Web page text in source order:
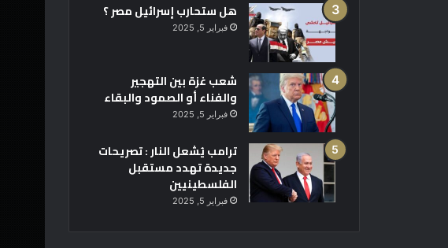
هل ستحارب إسرائيل مصر ؟
فبراير 5, 2025
شعب غزة بين التهجير
والفناء أو الصمود والبقاء
فبراير 5, 2025
ترامب يُشعل النار : تصريحات
جديدة تهدد مستقبل
الفلسطينيين
فبراير 5, 2025